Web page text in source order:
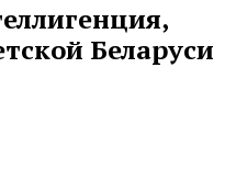
Беларуси